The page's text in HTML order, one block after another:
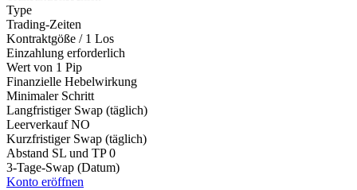
Type
Trading-Zeiten
Kontraktgöße / 1 Los
Einzahlung erforderlich
Wert von 1 Pip
Finanzielle Hebelwirkung
Minimaler Schritt
Langfristiger Swap (täglich)
Leerverkauf NO
Kurzfristiger Swap (täglich)
Abstand SL und TP 0
3-Tage-Swap (Datum)
Konto eröffnen